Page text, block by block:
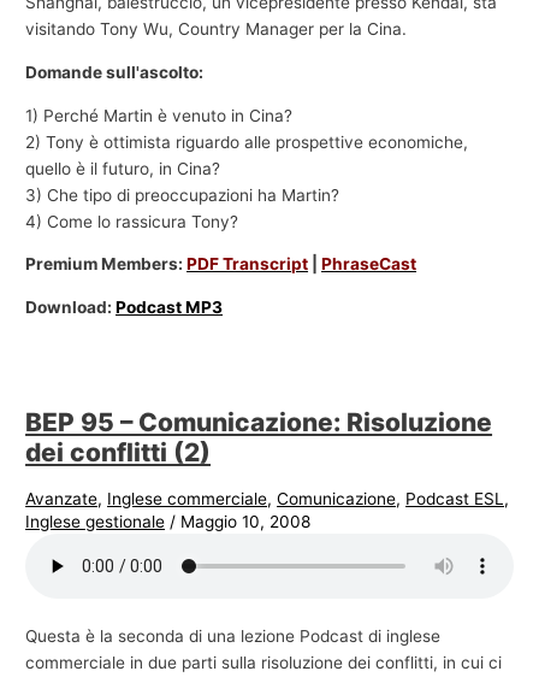
visitando Tony Wu, Country Manager per la Cina.
Domande sull'ascolto:
1) Perché Martin è venuto in Cina?
2) Tony è ottimista riguardo alle prospettive economiche,
quello è il futuro, in Cina?
3) Che tipo di preoccupazioni ha Martin?
4) Come lo rassicura Tony?
Premium Members:PDF Transcript |PhraseCast
Download:Podcast MP3
BEP 95 – Comunicazione: Risoluzione
dei conflitti (2)
Avanzate, Inglese commerciale,Comunicazione, Podcast ESL,
Inglese gestionale / Maggio 10, 2008
Questa è la seconda di una lezione Podcast di inglese
commerciale in due parti sulla risoluzione dei conflitti, in cui ci